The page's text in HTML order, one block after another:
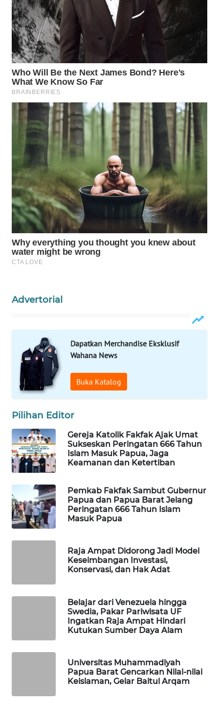
Advertorial
Dapatkan Merchandise Eksklusif
Wahana News
Buka Katalog
Pilihan Editor
Gereja Katolik Fakfak Ajak Umat
Sukseskan Peringatan 666 Tahun
Islam Masuk Papua, Jaga
Keamanan dan Ketertiban
Pemkab Fakfak Sambut Gubernur
Papua dan Papua Barat Jelang
Peringatan 666 Tahun Islam
Masuk Papua
Raja Ampat Didorong Jadi Model
Keseimbangan Investasi,
Konservasi, dan Hak Adat
Belajar dari Venezuela hingga
Swedia, Pakar Pariwisata UF
Ingatkan Raja Ampat Hindari
Kutukan Sumber Daya Alam
Universitas Muhammadiyah
Papua Barat Gencarkan Nilai-nilai
Keislaman, Gelar Baitul Arqam
CO ID
WAHANANEWS
NET
WAHANA
SPORT
WAHANA
UMKM
WAHANA
SELEB
WAHANA
PERSONA
WAHANA
OTOMOTIF
WAHANA
HEALTH
DESA
WISATA
LAPAK
WAHANA
Wahana
Network
LISTRIK
MASYARAKAT
KELISTRIKAN
WALINKI
ID
MAWAKA
ID
PLN
KOPEKLIN